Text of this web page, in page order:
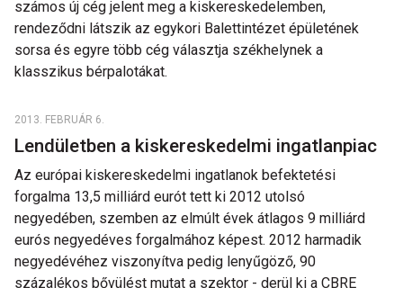
számos új cég jelent meg a kiskereskedelemben,
rendeződni látszik az egykori Balettintézet épületének
sorsa és egyre több cég választja székhelynek a
klasszikus bérpalotákat.
2013. FEBRUÁR 6.
Lendületben a kiskereskedelmi ingatlanpiac
Az európai kiskereskedelmi ingatlanok befektetési
forgalma 13,5 milliárd eurót tett ki 2012 utolsó
negyedében, szemben az elmúlt évek átlagos 9 milliárd
eurós negyedéves forgalmához képest. 2012 harmadik
negyedévéhez viszonyítva pedig lenyűgöző, 90
százalékos bővülést mutat a szektor - derül ki a CBRE